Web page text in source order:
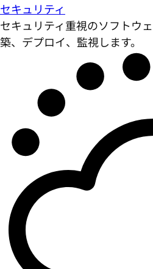
セキュリティ
セキュリティ重視のソフトウ
築、デプロイ、監視します。